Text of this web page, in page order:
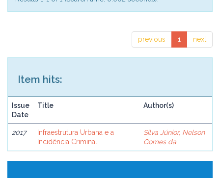
previous 1 next
Item hits:
Issue
Date
Title Author(s)
2017
Infraestrutura Urbana e a
Incidência Criminal
Silva Júnior, Nelson
Gomes da